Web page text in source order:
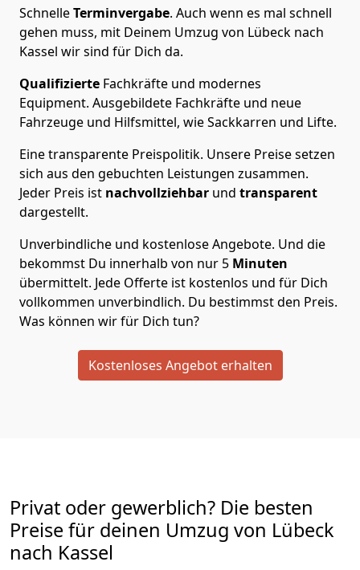
SchnelleTerminvergabe. Auch wenn es mal schnell
gehen muss, mit Deinem Umzug von Lübeck nach
Kassel wir sind für Dich da.
Qualifizierte Fachkräfte und modernes
Equipment. Ausgebildete Fachkräfte und neue
Fahrzeuge und Hilfsmittel, wie Sackkarren und Lifte.
Eine transparente Preispolitik. Unsere Preise setzen
sich aus den gebuchten Leistungen zusammen.
Jeder Preis ist nachvollziehbar und transparent
dargestellt.
Unverbindliche und kostenlose Angebote. Und die
bekommst Du innerhalb von nur 5 Minuten
übermittelt. Jede Offerte ist kostenlos und für Dich
vollkommen unverbindlich. Du bestimmst den Preis.
Was können wir für Dich tun?
Kostenloses Angebot erhalten
Privat oder gewerblich? Die besten
Preise für deinen Umzug von Lübeck
nach Kassel